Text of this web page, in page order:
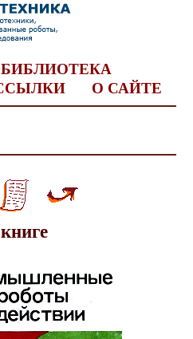
БИБЛИОТЕКА
О САЙТЕ